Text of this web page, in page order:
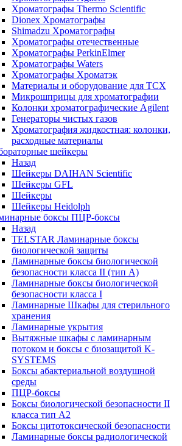
Хроматографы Thermo Scientific
Dionex Хроматографы
Shimadzu Хроматографы
Хроматографы отечественные
Хроматографы PerkinElmer
Хроматографы Waters
Хроматографы Хроматэк
Материалы и оборудование для ТСХ
Микрошприцы для хроматографии
Колонки хроматографические Agilent
Генераторы чистых газов
Хроматография жидкостная: колонки,
расходные материалы
шейкеры
Назад
Шейкеры DAIHAN Scientific
Шейкеры GFL
Шейкеры
Шейкеры Heidolph
боксы ПЦР-боксы
Назад
TELSTAR Ламинарные боксы
биологической защиты
Ламинарные боксы биологической
безопасности класса II (тип А)
Ламинарные боксы биологической
безопасности класса I
Ламинарные Шкафы для стерильного
хранения
Ламинарные укрытия
Вытяжные шкафы с ламинарным
потоком и боксы с биозащитой K-
SYSTEMS
Боксы абактериальной воздушной
среды
ПЦР-боксы
Боксы биологической безопасности II
класса тип A2
Боксы цитотоксической безопасности
Ламинарные боксы радиологической